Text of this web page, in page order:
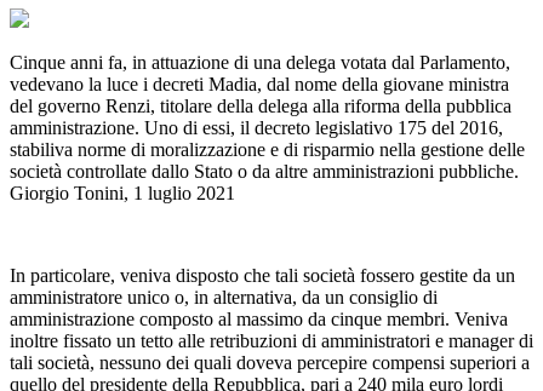
Cinque anni fa, in attuazione di una delega votata dal Parlamento,
vedevano la luce i decreti Madia, dal nome della giovane ministra
del governo Renzi, titolare della delega alla riforma della pubblica
amministrazione. Uno di essi, il decreto legislativo 175 del 2016,
stabiliva norme di moralizzazione e di risparmio nella gestione delle
società controllate dallo Stato o da altre amministrazioni pubbliche.
Giorgio Tonini, 1 luglio 2021
In particolare, veniva disposto che tali società fossero gestite da un
amministratore unico o, in alternativa, da un consiglio di
amministrazione composto al massimo da cinque membri. Veniva
inoltre fissato un tetto alle retribuzioni di amministratori e manager di
tali società, nessuno dei quali doveva percepire compensi superiori a
quello del presidente della Repubblica, pari a 240 mila euro lordi